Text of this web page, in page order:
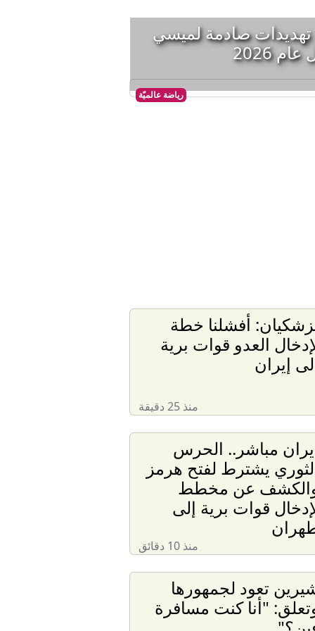
رياضة عالميّة
قنابل".. تهديدات صادمة لميسي
2026
أفشلنا خطة
العدو قوات برية
إيران
منذ 25 دقيقة
مباشر.. الحرس
يشترط لفتح هرمز
عن مخطط
قوات برية إلى
منذ 10 دقائق
تعود لجمهورها
"أنا كنت مسافرة